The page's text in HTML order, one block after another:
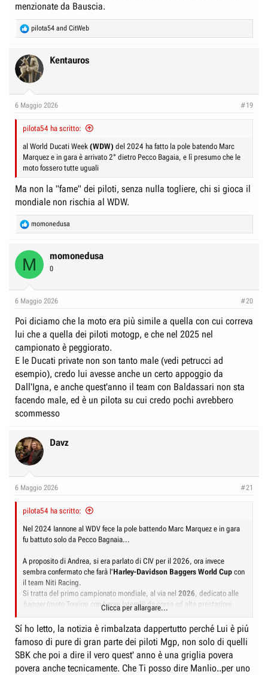
menzionate da Bauscia.
R
e
c
t
i
s
pilota54 and CitWeb
Kentauros
6 Maggio 2026 #19
pilota54 ha scritto:
al World Ducati Week (WDW) del 2024 ha fatto la pole batendo Marc
Marquez e in gara è arrivato 2° dietro Pecco Bagaia, e lì presumo che le
moto fossero tutte uguali
Ma non la "fame" dei piloti, senza nulla togliere, chi si gioca il
mondiale non rischia al WDW.
R
e
t
s
momonedusa
M momonedusa
0
6 Maggio 2026 #20
Poi diciamo che la moto era più simile a quella con cui correva
lui che a quella dei piloti motogp, e che nel 2025 nel
campionato è peggiorato.
E le Ducati private non son tanto male (vedi petrucci ad
esempio), credo lui avesse anche un certo appoggio da
Dall'Igna, e anche quest'anno il team con Baldassari non sta
facendo male, ed è un pilota su cui credo pochi avrebbero
scommesso
Davz
6 Maggio 2026 #21
pilota54 ha scritto:
Nel 2024 Iannone al WDV fece la pole battendo Marc Marquez e in gara
fu battuto solo da Pecco Bagnaia...
A proposito di Andrea, si era parlato di CIV per il 2026, ora invece
sembra confermato che farà l'Harley-Davidson Baggers World Cup con
il team Niti Racing.
Si tratta del primo campionato mondiale, al via nel 2026, dedicato alle
bagger(moto Touring con borse laterali) da corsa ad alte prestazioni.
Dorna Sports/MotoGP
, il trofeo prevede sei tappe, in
parallelo ai GP MotoGP in USA ed Europa, con moto derivate dalla serie
(Road Glide) capaci di superare i 300 km/h e i 200 cv, sostituendo la
MotoE.
Varie fonti web.
Clicca per allargare...
Sí ho letto, la notizia è rimbalzata dappertutto perché Lui è piú
famoso di pure di gran parte dei piloti Mgp, non solo di quelli
SBK che poi a dire il vero quest' anno è una griglia povera
povera anche tecnicamente. Che Ti posso dire Manlio..per uno